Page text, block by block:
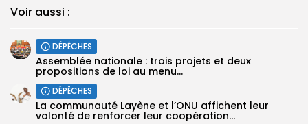
Voir aussi :
DÉPÊCHES
Assemblée nationale : trois projets et deux
propositions de loi au menu...
DÉPÊCHES
La communauté Layène et l’ONU affichent leur
volonté de renforcer leur coopération...